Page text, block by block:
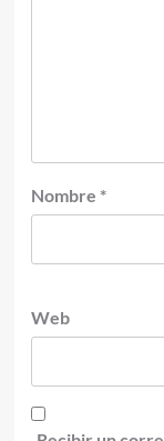
Nombre *
Web